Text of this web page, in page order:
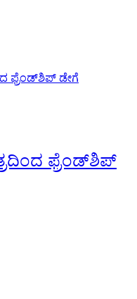
ಫ್ರೆಂಡ್‍ಶಿಪ್